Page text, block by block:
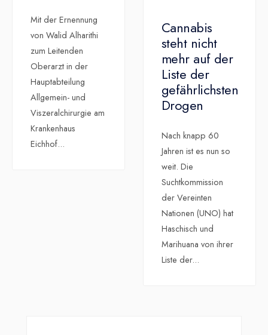
Mit der Ernennung
von Walid Alharithi
zum Leitenden
Oberarzt in der
Hauptabteilung
Allgemein- und
Viszeralchirurgie am
Krankenhaus
Eichhof...
Cannabis
steht nicht
mehr auf der
Liste der
gefährlichsten
Drogen
Nach knapp 60
Jahren ist es nun so
weit. Die
Suchtkommission
der Vereinten
Nationen (UNO) hat
Haschisch und
Marihuana von ihrer
Liste der...